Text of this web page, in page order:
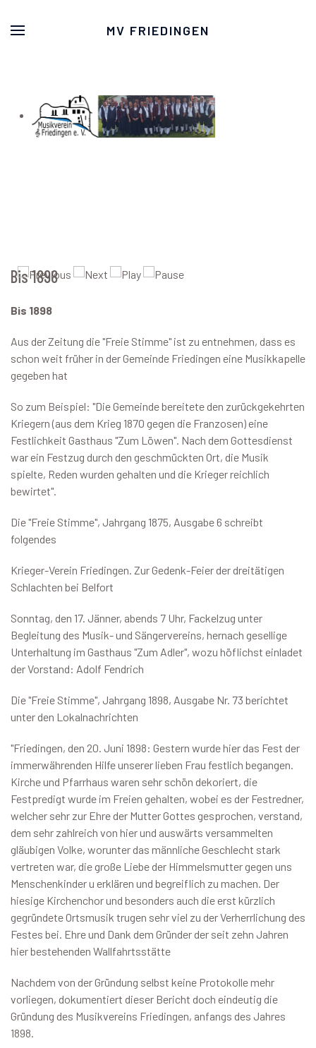
MV FRIEDINGEN
Bis 1898
Bis 1898
Aus der Zeitung die "Freie Stimme" ist zu entnehmen, dass es
schon weit früher in der Gemeinde Friedingen eine Musikkapelle
gegeben hat
So zum Beispiel: "Die Gemeinde bereitete den zurückgekehrten
Kriegern (aus dem Krieg 1870 gegen die Franzosen) eine
Festlichkeit Gasthaus "Zum Löwen". Nach dem Gottesdienst
war ein Festzug durch den geschmückten Ort, die Musik
spielte, Reden wurden gehalten und die Krieger reichlich
bewirtet".
Die "Freie Stimme", Jahrgang 1875, Ausgabe 6 schreibt
folgendes
Krieger-Verein Friedingen. Zur Gedenk-Feier der dreitätigen
Schlachten bei Belfort
Sonntag, den 17. Jänner, abends 7 Uhr, Fackelzug unter
Begleitung des Musik- und Sängervereins, hernach gesellige
Unterhaltung im Gasthaus "Zum Adler", wozu höflichst einladet
der Vorstand: Adolf Fendrich
Die "Freie Stimme", Jahrgang 1898, Ausgabe Nr. 73 berichtet
unter den Lokalnachrichten
"Friedingen, den 20. Juni 1898: Gestern wurde hier das Fest der
immerwährenden Hilfe unserer lieben Frau festlich begangen.
Kirche und Pfarrhaus waren sehr schön dekoriert, die
Festpredigt wurde im Freien gehalten, wobei es der Festredner,
welcher sehr zur Ehre der Mutter Gottes gesprochen, verstand,
dem sehr zahlreich von hier und auswärts versammelten
gläubigen Volke, worunter das männliche Geschlecht stark
vertreten war, die große Liebe der Himmelsmutter gegen uns
Menschenkinder u erklären und begreiflich zu machen. Der
hiesige Kirchenchor und besonders auch die erst kürzlich
gegründete Ortsmusik trugen sehr viel zu der Verherrlichung des
Festes bei. Ehre und Dank dem Gründer der seit zehn Jahren
hier bestehenden Wallfahrtsstätte
Nachdem von der Gründung selbst keine Protokolle mehr
vorliegen, dokumentiert dieser Bericht doch eindeutig die
Gründung des Musikvereins Friedingen, anfangs des Jahres
1898.